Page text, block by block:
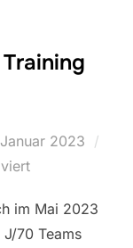
2023
im Mai 2023
70 Teams